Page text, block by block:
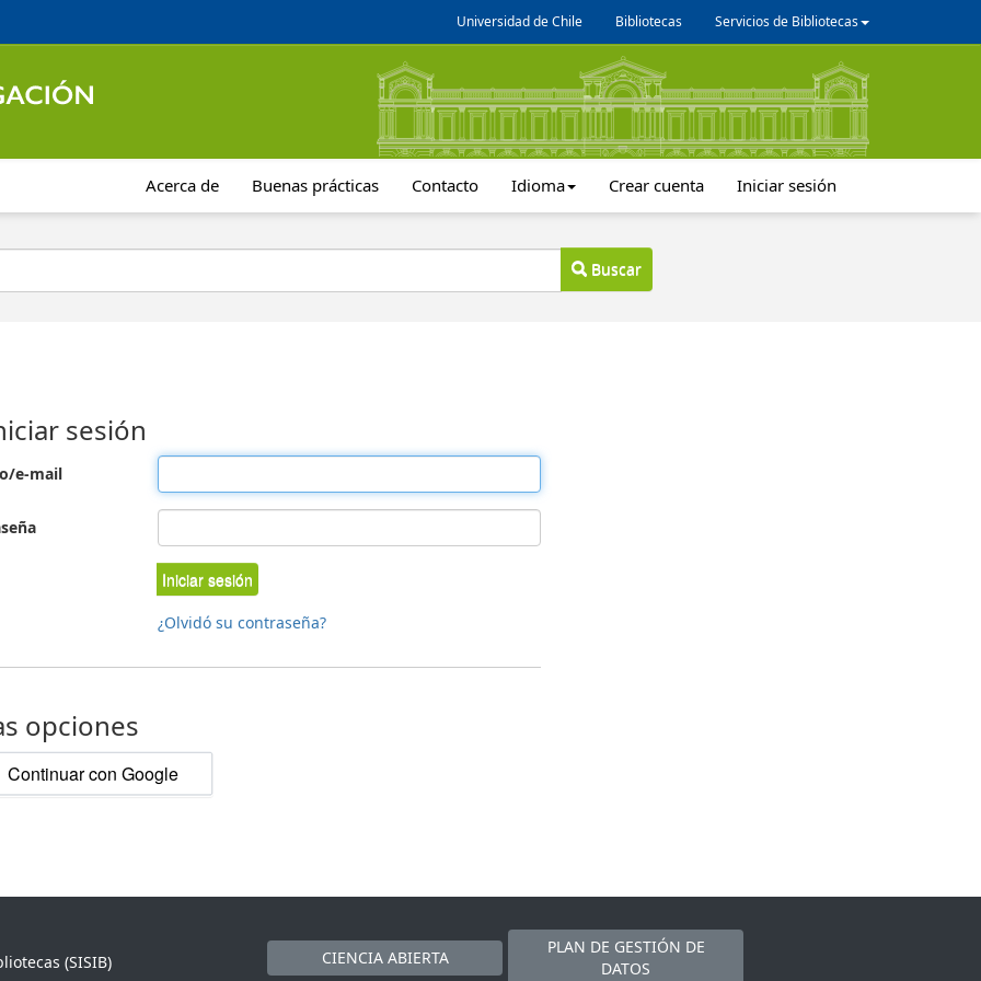
Universidad de Chile Bibliotecas Servicios de Bibliotecas
Acerca de Buenas prácticas Contacto Idioma Crear cuenta Iniciar sesión
Buscar
sesión
e-mail
Iniciar sesión
¿Olvidó su contraseña?
opciones
Continuar con Google
(SISIB)
CIENCIA ABIERTA
PLAN DE GESTIÓN DE
DATOS